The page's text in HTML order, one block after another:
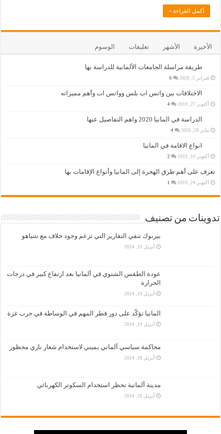
أكمل القراءة »
الأخيرة الأشهر تعليقات الوسوم
طريقة مراسلة الجامعات الألمانية للدراسة بها
فبراير 5, 2020 6
الاختلافات بين واتس اب بلس وواتس اب وأهم مميزاته
أكتوبر 27, 2019 4
الدراسة في المانيا 2020 واهم التفاصيل عنها
يناير 28, 2020 4
انواع الاقامة في المانيا
أكتوبر 10, 2019 2
تعرف على أهم طرق الهجرة إلى المانيا وأنواع الإقامات بها
أكتوبر 24, 2019 1
تدوينات من تصنيف
بيربوك تنفي التقارير التي تزعم وجود خلاف مع نتنياهو
أبريل 19, 2024
عودة الطقس الشتوي في ألمانيا بعد ارتفاع كبير في درجات
الحرارة
أبريل 19, 2024
المانيا تؤكّد على دور قطر المهم في الوساطة في حرب غزة
أبريل 19, 2024
محاكمة سياسي ألماني يميني لاستخدام شعار نازي محظور
أبريل 18, 2024
مدينة ألمانية تحظر استخدام السكوتر الكهربائي
أبريل 18, 2024